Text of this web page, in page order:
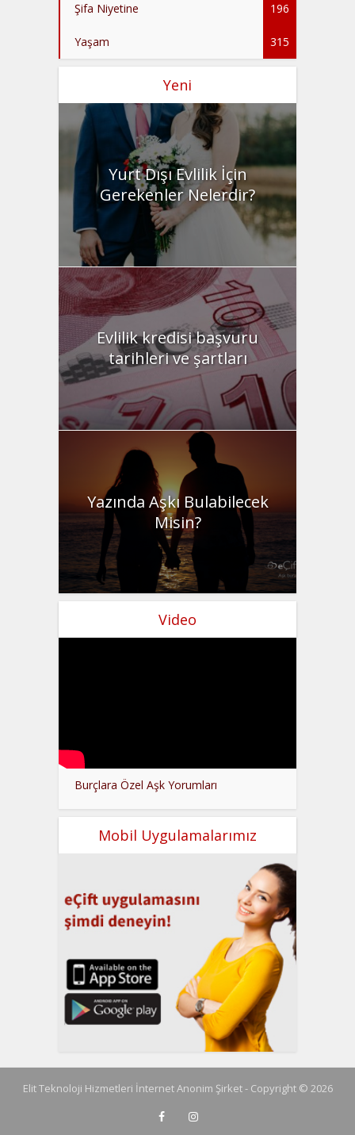
Şifa Niyetine 196
Yaşam 315
Yeni
Yurt Dışı Evlilik İçin
Gerekenler Nelerdir?
Evlilik kredisi başvuru
tarihleri ve şartları
Yazında Aşkı Bulabilecek
Misin?
Video
Burçlara Özel Aşk Yorumları
Mobil Uygulamalarımız
Elit Teknoloji Hizmetleri İnternet Anonim Şirket - Copyright © 2026